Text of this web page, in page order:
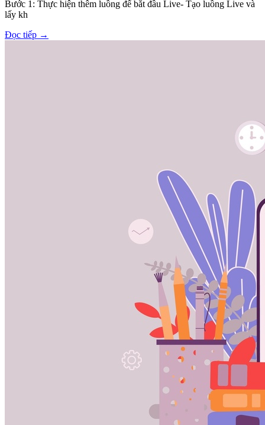
Bước 1: Thực hiện thêm luồng để bắt đầu Live- Tạo luồng Live và
lấy kh
Đọc tiếp →